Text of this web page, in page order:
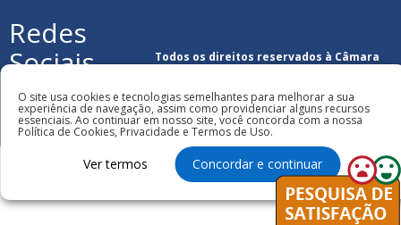
Redes
Sociais
Todos os direitos reservados à Câmara
O site usa cookies e tecnologias semelhantes para melhorar a sua
experiência de navegação, assim como providenciar alguns recursos
essenciais. Ao continuar em nosso site, você concorda com a nossa
Política de Cookies, Privacidade e Termos de Uso.
Ver termos Concordar e continuar